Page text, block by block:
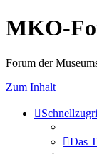
MKO-
Forum der
Zum Inhalt
Das